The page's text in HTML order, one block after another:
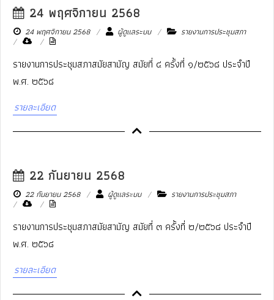
24 พฤศจิกายน 2568
24 พฤศจิกายน 2568 ผู้ดูแลระบบ รายงานการประชุมสภา
รายงานการประชุมสภาสมัยสามัญ สมัยที่ ๔ ครั้งที่ ๑/๒๕๖๘ ประจำปี
พ.ศ. ๒๕๖๘
รายละเอียด
22 กันยายน 2568
22 กันยายน 2568 ผู้ดูแลระบบ รายงานการประชุมสภา
รายงานการประชุมสภาสมัยสามัญ สมัยที่ ๓ ครั้งที่ ๒/๒๕๖๘ ประจำปี
พ.ศ. ๒๕๖๘
รายละเอียด